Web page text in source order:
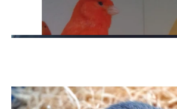
Papugi Faliste